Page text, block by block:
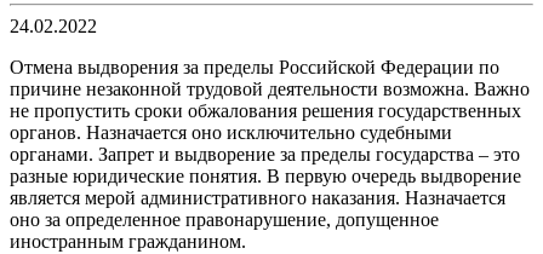
24.02.2022
Отмена выдворения за пределы Российской Федерации по
причине незаконной трудовой деятельности возможна. Важно
не пропустить сроки обжалования решения государственных
органов. Назначается оно исключительно судебными
органами. Запрет и выдворение за пределы государства – это
разные юридические понятия. В первую очередь выдворение
является мерой административного наказания. Назначается
оно за определенное правонарушение, допущенное
иностранным гражданином.